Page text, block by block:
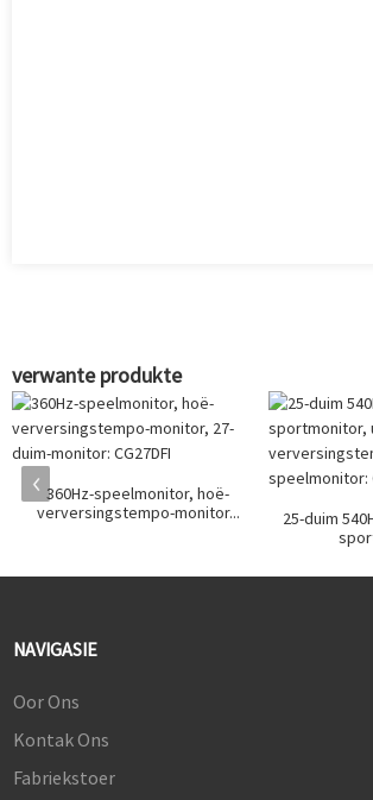
verwante produkte
360Hz-speelmonitor, hoë-
verversingstempo-monitor...
25-duim
NAVIGASIE
Oor Ons
Kontak Ons
Fabriekstoer